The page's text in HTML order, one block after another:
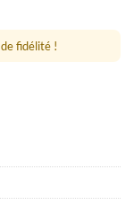
fidélité !